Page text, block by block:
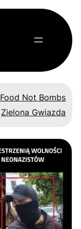
Food Not Bombs
Zielona Gwiazda